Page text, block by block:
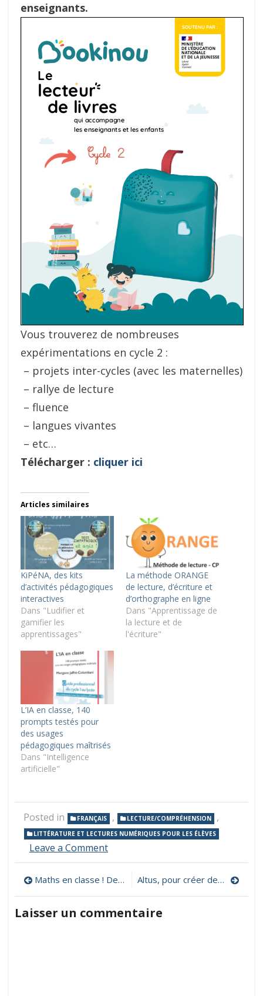
enseignants.
Vous trouverez de nombreuses
expérimentations en cycle 2 :
– projets inter-cycles (avec les maternelles)
– rallye de lecture
– fluence
– langues vivantes
– etc…
Télécharger : cliquer ici
Articles similaires
KiPéNA, des kits
d’activités pédagogiques
interactives
Dans "Ludifier et
gamifier les
apprentissages"
La méthode ORANGE
de lecture, d’écriture et
d’orthographe en ligne
Dans "Apprentissage de
la lecture et de
l'écriture"
L’IA en classe, 140
prompts testés pour
des usages
pédagogiques maîtrisés
Dans "Intelligence
artificielle"
Posted in FRANÇAIS , LECTURE/COMPRÉHENSION ,
LITTÉRATURE ET LECTURES NUMÉRIQUES POUR LES ÉLÈVES
Leave a Commenton
d’activités
avec
Bookinou
Navigation
de
l’article
Maths en classe ! Des outils numériques pour « manipuler » au tableau Altus, pour créer des habitudes numériques positives !
Laisser un commentaire